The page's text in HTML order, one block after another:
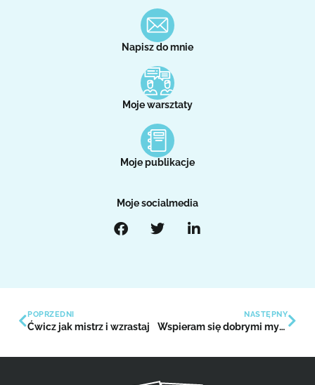
Napisz do mnie
Moje warsztaty
Moje publikacje
Moje socialmedia
POPRZEDNI
Ćwicz jak mistrz i wzrastaj
NASTĘPNY
Wspieram się dobrymi myślami